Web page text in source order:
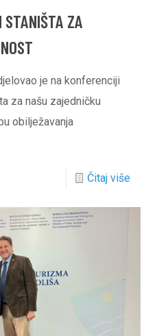
STANIŠTA ZA
je na konferenciji
za našu zajedničku
obilježavanja
Čitaj više